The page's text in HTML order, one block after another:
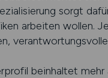
sorgt
arbeiten
beinhaltet